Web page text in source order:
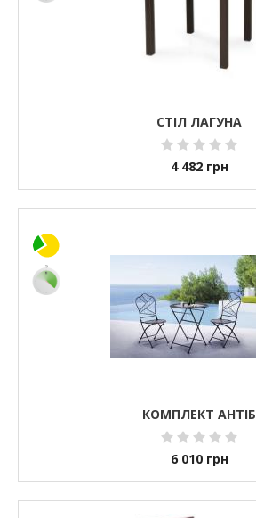
СТІЛ ЛАГУНА
4 482 грн
КОМПЛЕКТ АНТІБ
6 010 грн